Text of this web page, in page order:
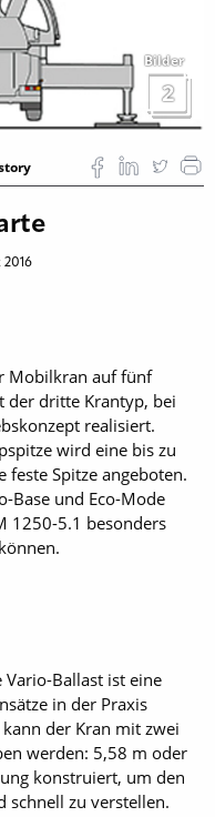
Bilder
2
2016
Mobilkran auf fünf
der dritte Krantyp, bei
realisiert.
wird eine bis zu
Spitze angeboten.
Base und Eco-Mode
1250-5.1 besonders
Ballast ist eine
in der Praxis
der Kran mit zwei
werden: 5,58 m oder
konstruiert, um den
schnell zu verstellen.